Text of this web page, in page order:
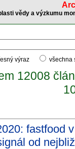
vědy a výzkumu
výraz
12008
fastfood
od